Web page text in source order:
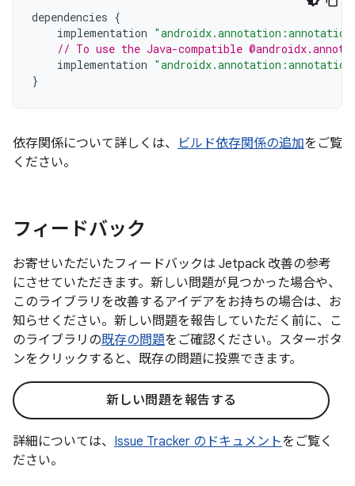
dependencies {
implementation
// To use the Java-compatible
implementation
}
依存関係について詳しくは、 ビルド依存関係の追加をご覧
ください。
フィードバック
お寄せいただいたフィードバックは Jetpack 改善の参考
にさせていただきます。新しい問題が見つかった場合や、
このライブラリを改善するアイデアをお持ちの場合は、お
知らせください。新しい問題を報告していただく前に、こ
のライブラリの既存の問題をご確認ください。スターボタ
ンをクリックすると、既存の問題に投票できます。
新しい問題を報告する
詳細については、 Issue Tracker のドキュメントをご覧く
ださい。